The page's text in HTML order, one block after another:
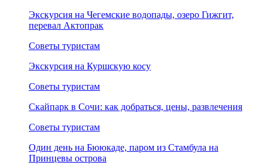
Экскурсия на Чегемские водопады, озеро Гижгит,
перевал Актопрак
Советы туристам
Экскурсия на Куршскую косу
Советы туристам
Скайпарк в Сочи: как добраться, цены, развлечения
Советы туристам
Один день на Бююкаде, паром из Стамбула на
Принцевы острова